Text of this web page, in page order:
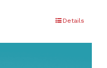
Details